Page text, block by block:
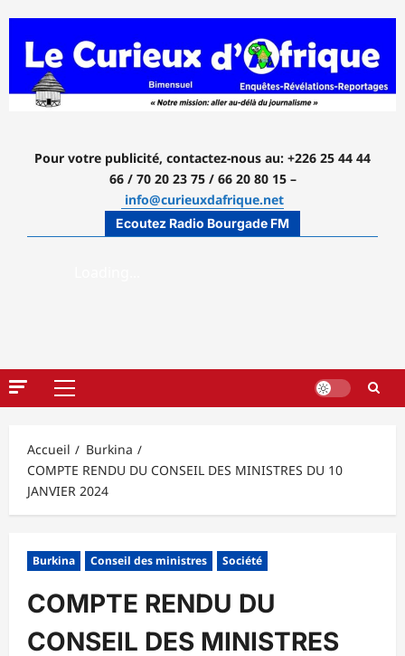
contenu
Pour votre publicité, contactez-nous au: +226 25 44 44
66 / 70 20 23 75 / 66 20 80 15 –
info@curieuxdafrique.net
Ecoutez Radio Bourgade FM
Menu
Accueil
Burkina
COMPTE RENDU DU CONSEIL DES MINISTRES DU 10
JANVIER 2024
Burkina Conseil des ministres Société
COMPTE RENDU DU
CONSEIL DES MINISTRES